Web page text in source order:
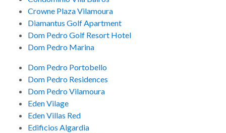
Crowne Plaza Vilamoura
Diamantus Golf Apartment
Dom Pedro Golf Resort Hotel
Dom Pedro Marina
Dom Pedro Portobello
Dom Pedro Residences
Dom Pedro Vilamoura
Eden Vilage
Eden Villas Red
Edificios Algardia